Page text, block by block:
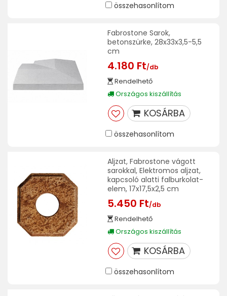
összehasonlítom
Fabrostone Sarok,
betonszürke, 28x33x3,5-5,5
cm
4.180 Ft/db
Rendelhető
Országos kiszállítás
KOSÁRBA
összehasonlítom
Aljzat, Fabrostone vágott
sarokkal, Elektromos aljzat,
kapcsoló alatti falburkolat-
elem, 17x17,5x2,5 cm
5.450 Ft/db
Rendelhető
Országos kiszállítás
KOSÁRBA
összehasonlítom